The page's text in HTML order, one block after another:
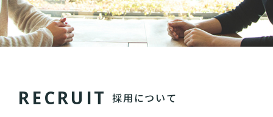
RECRU IT 採用について